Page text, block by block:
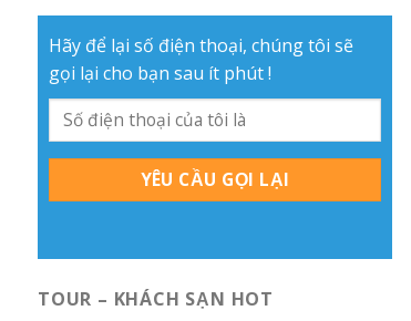
Hãy để lại số điện thoại, chúng tôi sẽ
gọi lại cho bạn sau ít phút !
TOUR – KHÁCH SẠN HOT